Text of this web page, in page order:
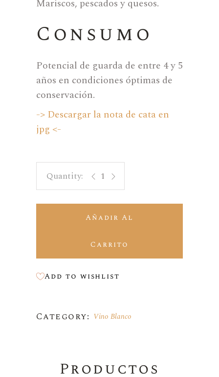
Mariscos, pescados y quesos.
Consumo
Potencial de guarda de entre 4 y 5
años en condiciones óptimas de
conservación.
-> Descargar la nota de cata en
jpg <-
Vicevrsa Macabeo quantity
Añadir Al
Carrito
Add to wishlist
Category: Vino Blanco
Productos